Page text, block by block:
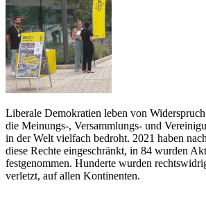
Liberale Demokratien leben von
die Meinungs-, Versammlungs- und
in der Welt vielfach bedroht. 2021 haben
diese Rechte eingeschränkt, in 84 wurden
festgenommen. Hunderte wurden
verletzt, auf allen Kontinenten.